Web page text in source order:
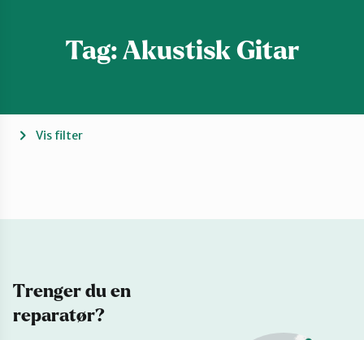
Fiksetips
Forbehold
Mitt navn
Tag: Akustisk Gitar
Vis filter
Trenger du en
reparatør?